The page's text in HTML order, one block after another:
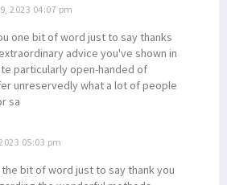
2023 04:07 pm
one bit of word just to say thanks
advice you've shown in
particularly open-handed of
unreservedly what a lot of people
sa
05:03 pm
bit of word just to say thank you